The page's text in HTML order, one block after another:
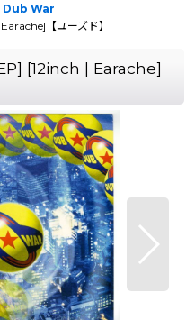
War
【ユーズド】
[12inch | Earache]